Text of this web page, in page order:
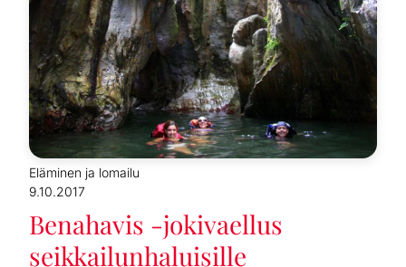
Eläminen ja lomailu
9.10.2017
Benahavis -jokivaellus
seikkailunhaluisille